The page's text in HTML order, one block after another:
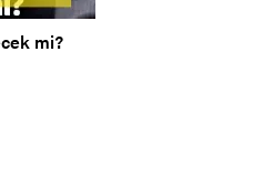
mi?